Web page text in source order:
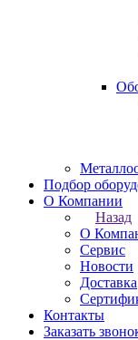
Подбор
О Компании
Назад
О
Сервис
Новости
Доставка
Контакты
Заказать